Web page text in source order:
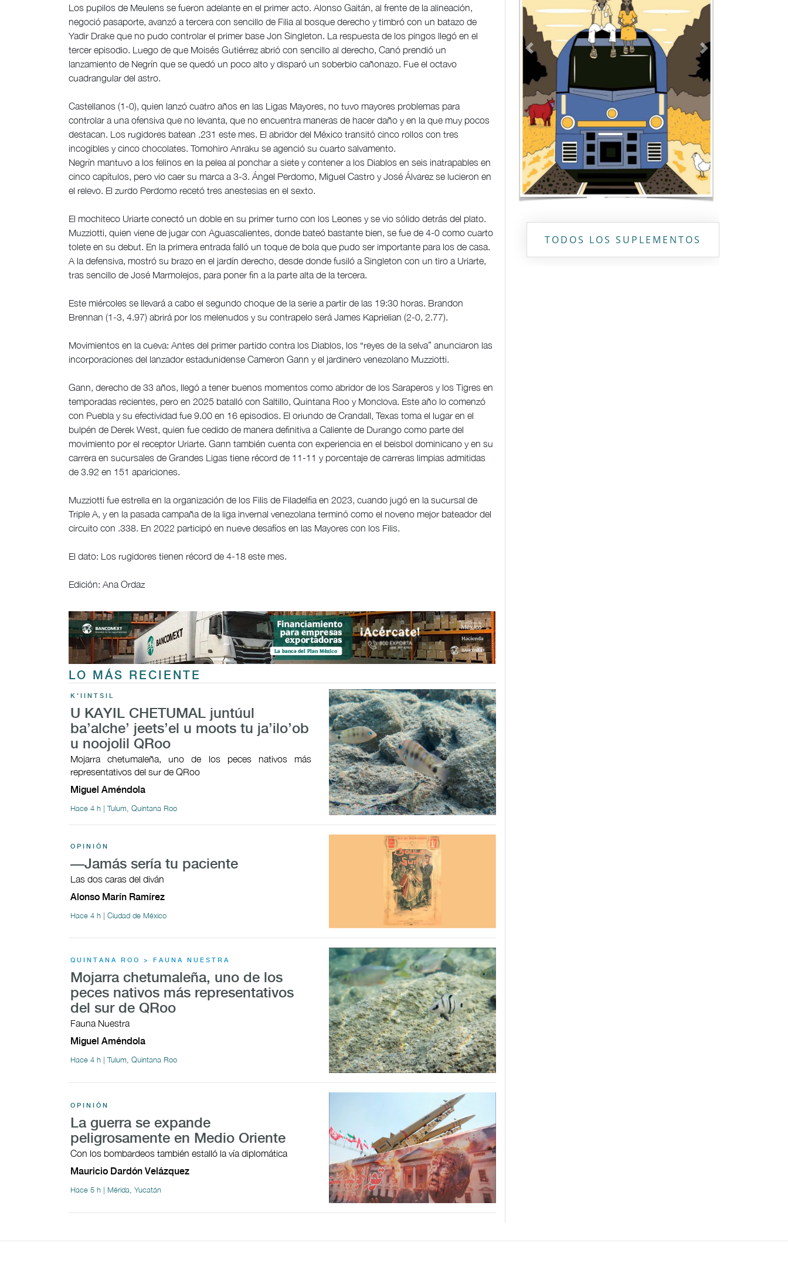
Los pupilos de Meulens se fueron adelante en el primer acto. Alonso Gaitán, al frente de la alineación,
negoció pasaporte, avanzó a tercera con sencillo de Filia al bosque derecho y timbró con un batazo de
Yadir Drake que no pudo controlar el primer base Jon Singleton. La respuesta de los pingos llegó en el
tercer episodio. Luego de que Moisés Gutiérrez abrió con sencillo al derecho, Canó prendió un
lanzamiento de Negrín que se quedó un poco alto y disparó un soberbio cañonazo. Fue el octavo
cuadrangular del astro.
Castellanos (1-0), quien lanzó cuatro años en las Ligas Mayores, no tuvo mayores problemas para
controlar a una ofensiva que no levanta, que no encuentra maneras de hacer daño y en la que muy pocos
destacan. Los rugidores batean .231 este mes. El abridor del México transitó cinco rollos con tres
incogibles y cinco chocolates. Tomohiro Anraku se agenció su cuarto salvamento.
Negrín mantuvo a los felinos en la pelea al ponchar a siete y contener a los Diablos en seis inatrapables en
cinco capítulos, pero vio caer su marca a 3-3. Ángel Perdomo, Miguel Castro y José Álvarez se lucieron en
el relevo. El zurdo Perdomo recetó tres anestesias en el sexto.
El mochiteco Uriarte conectó un doble en su primer turno con los Leones y se vio sólido detrás del plato.
Muzziotti, quien viene de jugar con Aguascalientes, donde bateó bastante bien, se fue de 4-0 como cuarto
tolete en su debut. En la primera entrada falló un toque de bola que pudo ser importante para los de casa.
A la defensiva, mostró su brazo en el jardín derecho, desde donde fusiló a Singleton con un tiro a Uriarte,
tras sencillo de José Marmolejos, para poner fin a la parte alta de la tercera.
Este miércoles se llevará a cabo el segundo choque de la serie a partir de las 19:30 horas. Brandon
Brennan (1-3, 4.97) abrirá por los melenudos y su contrapelo será James Kaprielian (2-0, 2.77).
Movimientos en la cueva: Antes del primer partido contra los Diablos, los “reyes de la selva” anunciaron las
incorporaciones del lanzador estadunidense Cameron Gann y el jardinero venezolano Muzziotti.
Gann, derecho de 33 años, llegó a tener buenos momentos como abridor de los Saraperos y los Tigres en
temporadas recientes, pero en 2025 batalló con Saltillo, Quintana Roo y Monclova. Este año lo comenzó
con Puebla y su efectividad fue 9.00 en 16 episodios. El oriundo de Crandall, Texas toma el lugar en el
bulpén de Derek West, quien fue cedido de manera definitiva a Caliente de Durango como parte del
movimiento por el receptor Uriarte. Gann también cuenta con experiencia en el beisbol dominicano y en su
carrera en sucursales de Grandes Ligas tiene récord de 11-11 y porcentaje de carreras limpias admitidas
de 3.92 en 151 apariciones.
Muzziotti fue estrella en la organización de los Filis de Filadelfia en 2023, cuando jugó en la sucursal de
Triple A, y en la pasada campaña de la liga invernal venezolana terminó como el noveno mejor bateador del
circuito con .338. En 2022 participó en nueve desafíos en las Mayores con los Filis.
El dato: Los rugidores tienen récord de 4-18 este mes.
Edición: Ana Ordaz
LO MÁS RECIENTE
K'IINTSIL
U KAYIL CHETUMAL juntúul
ba’alche’ jeets’el u moots tu ja’ilo’ob
u noojolil QRoo
Mojarra chetumaleña, uno de los peces nativos más
representativos del sur de QRoo
Miguel Améndola
Hace 4 h | Tulum, Quintana Roo
OPINIÓN
—Jamás sería tu paciente
Las dos caras del diván
Alonso Marín Ramírez
Hace 4 h | Ciudad de México
QUINTANA ROO > FAUNA NUESTRA
Mojarra chetumaleña, uno de los
peces nativos más representativos
del sur de QRoo
Fauna Nuestra
Miguel Améndola
Hace 4 h | Tulum, Quintana Roo
OPINIÓN
La guerra se expande
peligrosamente en Medio Oriente
Con los bombardeos también estalló la vía diplomática
Mauricio Dardón Velázquez
Hace 5 h | Mérida, Yucatán